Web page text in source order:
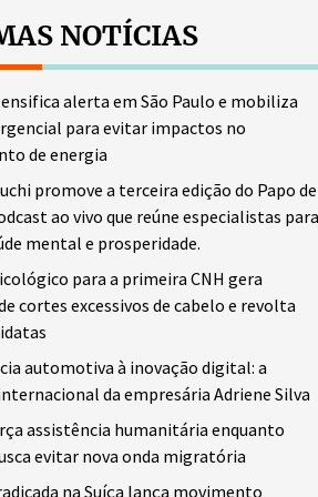
NOTÍCIAS
alerta em São Paulo e mobiliza
para evitar impactos no
de energia
promove a terceira edição do Papo de
ao vivo que reúne especialistas para
mental e prosperidade.
para a primeira CNH gera
cortes excessivos de cabelo e revolta
automotiva à inovação digital: a
da empresária Adriene Silva
assistência humanitária enquanto
evitar nova onda migratória
na Suíça lança movimento